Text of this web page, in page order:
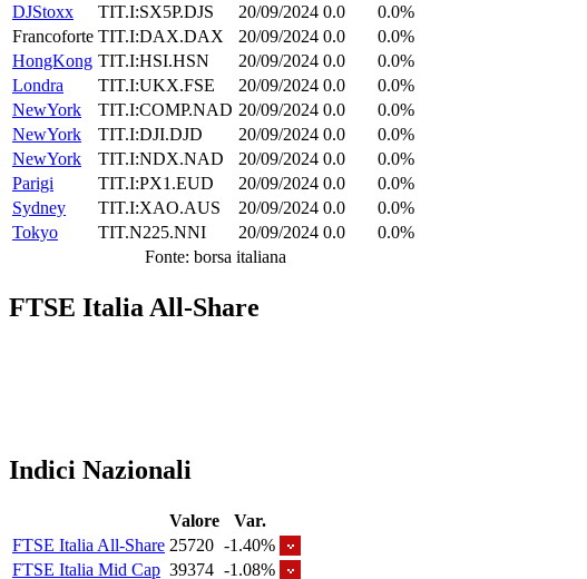
DJStoxx
TIT.I:SX5P.DJS 20/09/2024 0.0
0.0%
Francoforte TIT.I:DAX.DAX 20/09/2024 0.0
0.0%
HongKong TIT.I:HSI.HSN 20/09/2024 0.0
0.0%
Londra
TIT.I:UKX.FSE 20/09/2024 0.0
0.0%
NewYork
TIT.I:COMP.NAD 20/09/2024 0.0
0.0%
NewYork
TIT.I:DJI.DJD 20/09/2024 0.0
0.0%
NewYork
TIT.I:NDX.NAD 20/09/2024 0.0
0.0%
Parigi
TIT.I:PX1.EUD 20/09/2024 0.0
0.0%
Sydney
TIT.I:XAO.AUS 20/09/2024 0.0
0.0%
Tokyo
TIT.N225.NNI 20/09/2024 0.0
0.0%
Fonte: borsa italiana
FTSE Italia All-Share
Indici Nazionali
Valore
Var.
FTSE Italia All-Share 25720 -1.40%
FTSE Italia Mid Cap 39374 -1.08%